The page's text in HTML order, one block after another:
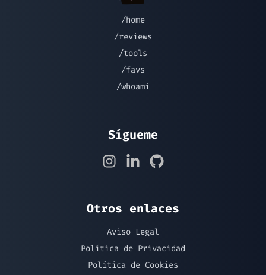
/home
/reviews
/tools
/favs
/whoami
Sígueme
Otros enlaces
Aviso Legal
Política de Privacidad
Política de Cookies